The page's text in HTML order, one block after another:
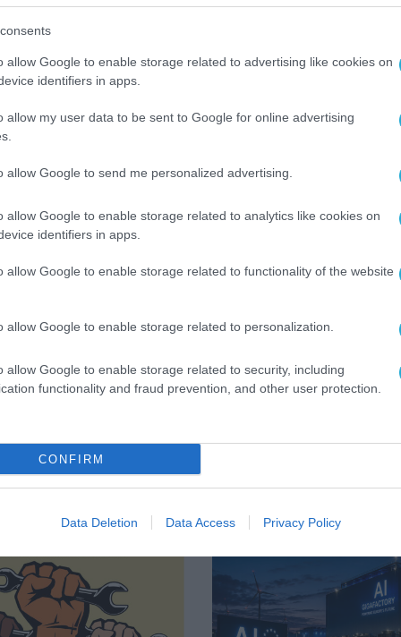
allow Google to enable storage related to advertising like cookies on
identifiers in apps.
allow my user data to be sent to Google for online advertising
allow Google to send me personalized advertising.
allow Google to enable storage related to analytics like cookies on
identifiers in apps.
allow Google to enable storage related to functionality of the website
allow Google to enable storage related to personalization.
allow Google to enable storage related to security, including
functionality and fraud prevention, and other user protection.
CONFIRM
Data Deletion Data Access Privacy Policy
για την Περιφέρεια
του Ανεξάρτητου Διαχειριστή Μεταφοράς
του Δεκαετούς Αναπτυξιακού
με συστήματα ασφαλούς δορυφορικής
για την εθνική άμυνα, την πολιτική
τομείς.
της Ευρωπαϊκής Επιτροπής και η τελική
και Δημοσιονομικών Υποθέσεων της